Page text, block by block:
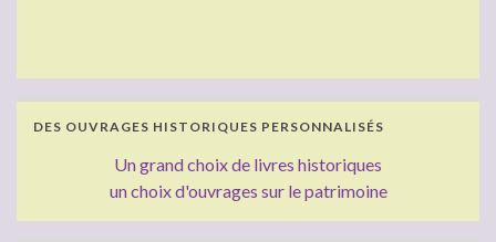
DES OUVRAGES HISTORIQUES PERSONNALISÉS
Un grand choix de livres historiques
un choix d'ouvrages sur le patrimoine